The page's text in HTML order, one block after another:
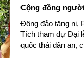
Cộng đồng
Đông đảo tăng ni,
Tích tham dự Đại
quốc thái dân an,